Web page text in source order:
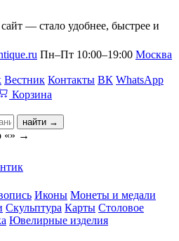
— стало удобнее, быстрее и
Пн–Пт 10:00–19:00 Москва
Вестник Контакты ВК WhatsApp
Корзина
найти →
«» →
Иконы Монеты и медали
Скульптура Карты Столовое
Ювелирные изделия